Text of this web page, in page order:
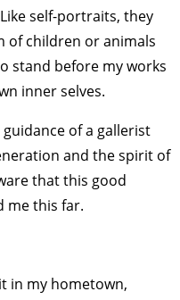
self-portraits, they
of children or animals
stand before my works
inner selves.
of a gallerist
and the spirit of
that this good
me this far.
in my hometown,